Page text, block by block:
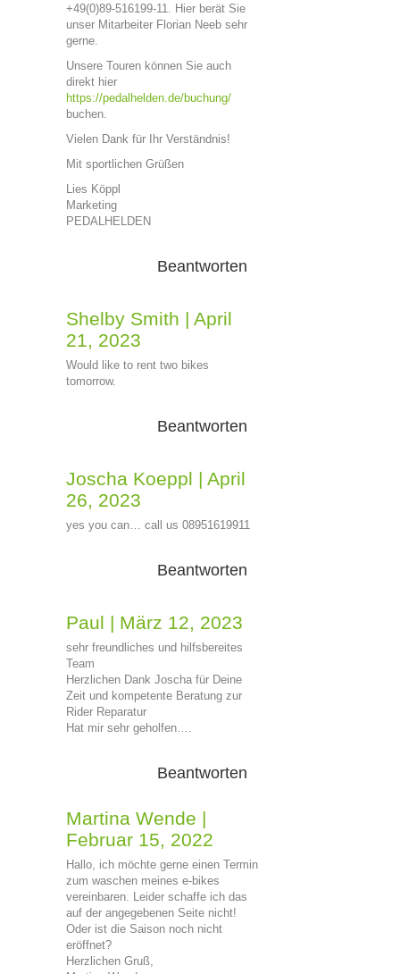
+49(0)89-516199-11. Hier berät Sie
unser Mitarbeiter Florian Neeb sehr
gerne.
Unsere Touren können Sie auch
direkt hier
https://pedalhelden.de/buchung/
buchen.
Vielen Dank für Ihr Verständnis!
Mit sportlichen Grüßen
Lies Köppl
Marketing
PEDALHELDEN
Beantworten
Shelby Smith | April
21, 2023
Would like to rent two bikes
tomorrow.
Beantworten
Joscha Koeppl | April
26, 2023
yes you can… call us 08951619911
Beantworten
Paul | März 12, 2023
sehr freundliches und hilfsbereites
Team
Herzlichen Dank Joscha für Deine
Zeit und kompetente Beratung zur
Rider Reparatur
Hat mir sehr geholfen….
Beantworten
Martina Wende |
Februar 15, 2022
Hallo, ich möchte gerne einen Termin
zum waschen meines e-bikes
vereinbaren. Leider schaffe ich das
auf der angegebenen Seite nicht!
Oder ist die Saison noch nicht
eröffnet?
Herzlichen Gruß,